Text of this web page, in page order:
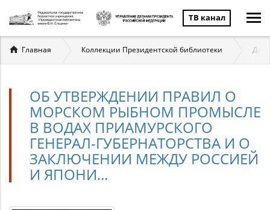
ТВ канал
Вы
здесь
Главная Коллекции Президентской библиотеки
ОБ УТВЕРЖДЕНИИ ПРАВИЛ О
МОРСКОМ РЫБНОМ ПРОМЫСЛЕ
В ВОДАХ ПРИАМУРСКОГО
ГЕНЕРАЛ-ГУБЕРНАТОРСТВА И О
ЗАКЛЮЧЕНИИ МЕЖДУ РОССИЕЙ
И ЯПОНИ...